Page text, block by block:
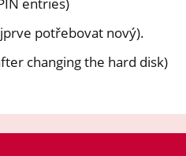
potřebovat nový).
changing the hard disk)